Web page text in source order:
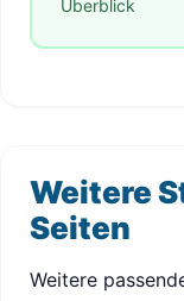
Überblick
Weitere
Seiten
Weitere